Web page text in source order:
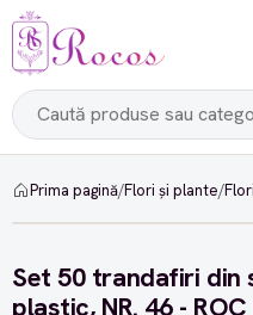
Prima pagină/Flori și plante/
-10%
Set 50 trandafiri din
plastic, NR. 46 - ROC